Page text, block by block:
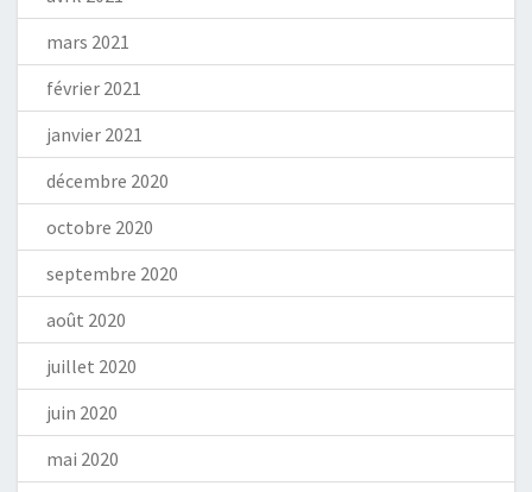
mars 2021
février 2021
janvier 2021
décembre 2020
octobre 2020
septembre 2020
août 2020
juillet 2020
juin 2020
mai 2020